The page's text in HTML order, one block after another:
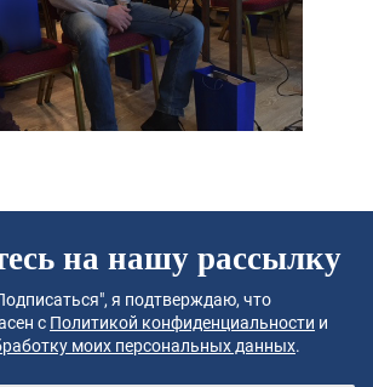
на нашу рассылку
я подтверждаю, что
с Политикой конфиденциальности и
моих персональных данных.